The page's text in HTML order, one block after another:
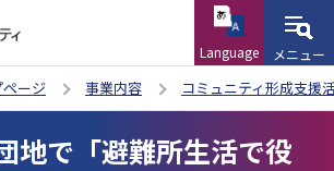
Language
メニュー
ページ 事業内容 コミュニティ形成支援
地で「避難所生活で役